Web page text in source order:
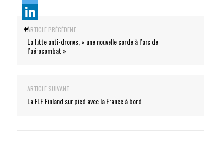
ARTICLE PRÉCÉDENT
La lutte anti-drones, « une nouvelle corde à l’arc de
l’aérocombat »
ARTICLE SUIVANT
La FLF Finland sur pied avec la France à bord